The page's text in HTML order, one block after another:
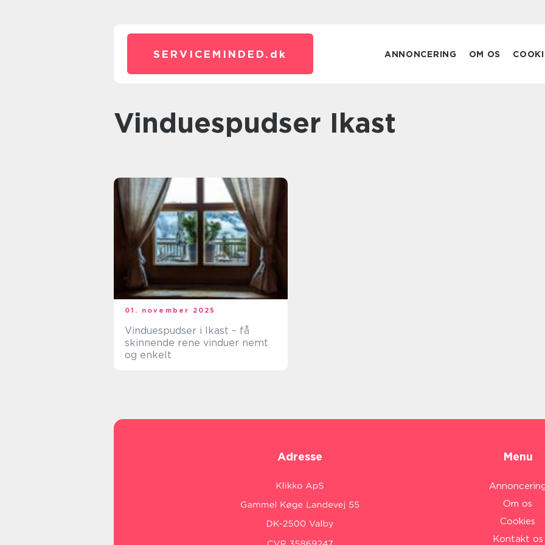
SERVICEMINDED. dk ANNONCERING OM OS
Vinduespudser Ikast
01. november 2025
Vinduespudser i Ikast – få
skinnende rene vinduer nemt
og enkelt
Adresse Menu
Om os
Cookies
Kontakt os